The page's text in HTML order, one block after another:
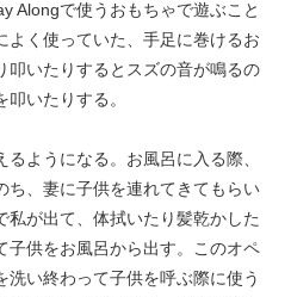
Alongで使うおもちゃで遊ぶこと
よく使っていた、手足に巻けるお
叩いたりするとスズの音が鳴るの
いたりする。
るようになる。お風呂に入る際、
ち、妻に子供を連れてきてもらい
が出て、体拭いたり髪乾かした
子供をお風呂から出す。このオペ
洗い終わって子供を呼ぶ際に使う